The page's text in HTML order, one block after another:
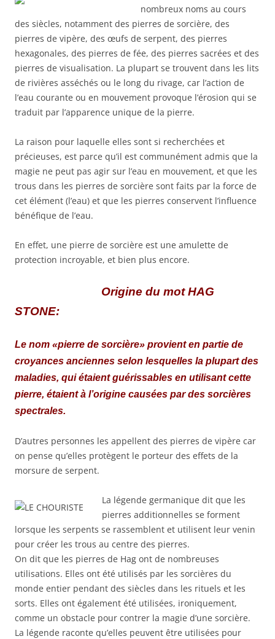
nombreux noms au cours
des siècles, notamment des pierres de sorcière, des
pierres de vipère, des œufs de serpent, des pierres
hexagonales, des pierres de fée, des pierres sacrées et des
pierres de visualisation. La plupart se trouvent dans les lits
de rivières asséchés ou le long du rivage, car l’action de
l’eau courante ou en mouvement provoque l’érosion qui se
traduit par l’apparence unique de la pierre.
La raison pour laquelle elles sont si recherchées et
précieuses, est parce qu’il est communément admis que la
magie ne peut pas agir sur l’eau en mouvement, et que les
trous dans les pierres de sorcière sont faits par la force de
cet élément (l’eau) et que les pierres conservent l’influence
bénéfique de l’eau.
En effet, une pierre de sorcière est une amulette de
protection incroyable, et bien plus encore.
Origine du mot HAG
STONE:
Le nom «pierre de sorcière» provient en partie de
croyances anciennes selon lesquelles la plupart des
maladies, qui étaient guérissables en utilisant cette
pierre, étaient à l’origine causées par des sorcières
spectrales.
D’autres personnes les appellent des pierres de vipère car
on pense qu’elles protègent le porteur des effets de la
morsure de serpent.
La légende germanique dit que les
pierres additionnelles se forment
lorsque les serpents se rassemblent et utilisent leur venin
pour créer les trous au centre des pierres.
On dit que les pierres de Hag ont de nombreuses
utilisations. Elles ont été utilisés par les sorcières du
monde entier pendant des siècles dans les rituels et les
sorts. Elles ont également été utilisées, ironiquement,
comme un obstacle pour contrer la magie d’une sorcière.
La légende raconte qu’elles peuvent être utilisées pour